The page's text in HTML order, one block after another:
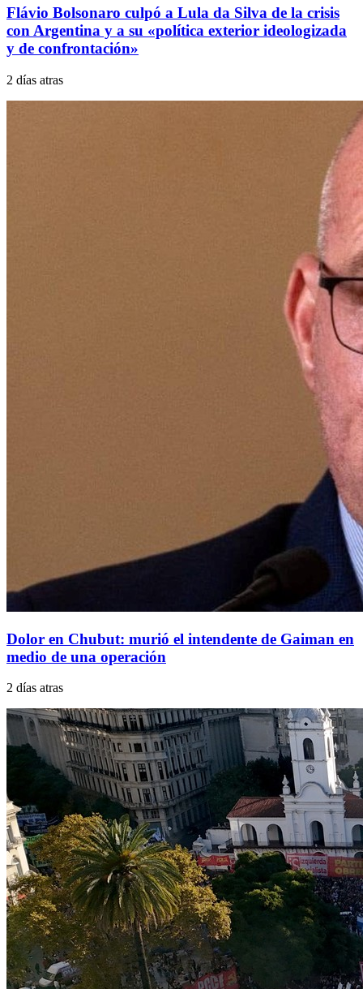
Flávio Bolsonaro culpó a Lula da Silva de la crisis
con Argentina y a su «política exterior ideologizada
y de confrontación»
2 días atras
Dolor en Chubut: murió el intendente de Gaiman en
medio de una operación
2 días atras